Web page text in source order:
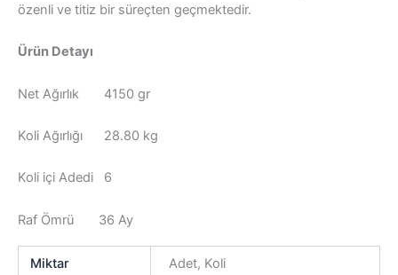
özenli ve titiz bir süreçten geçmektedir.
Ürün Detayı
Net Ağırlık 4150 gr
Koli Ağırlığı 28.80 kg
Koli içi Adedi 6
Raf Ömrü 36 Ay
Miktar Adet, Koli